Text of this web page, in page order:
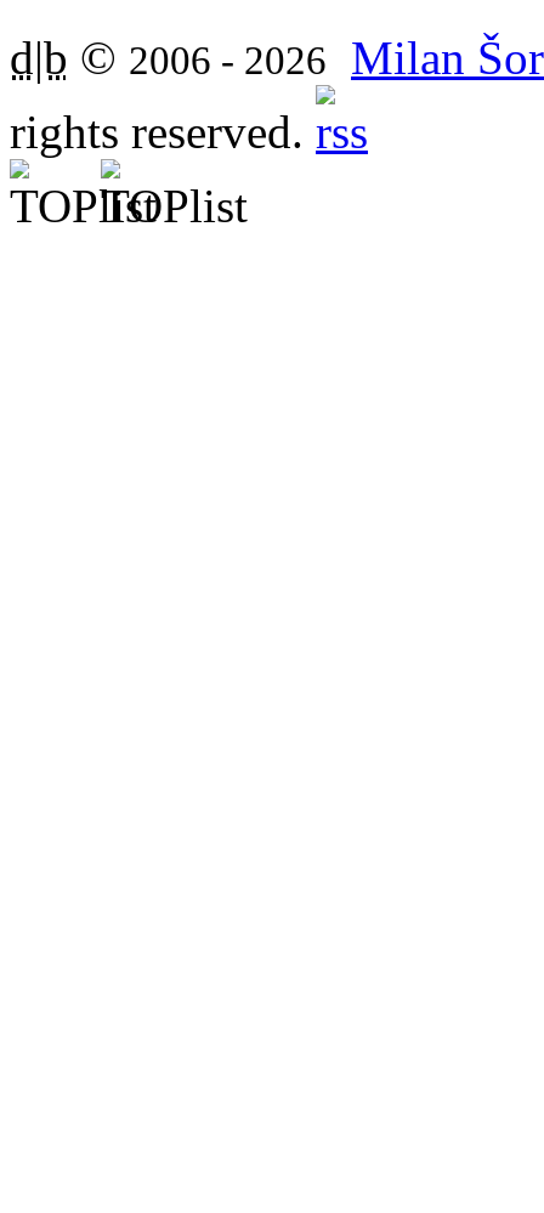
d|b © 2006 - 2026
Milan
rights reserved.